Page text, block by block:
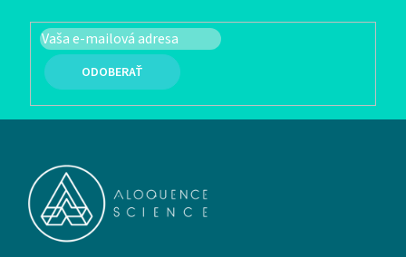
PRIHLÁSIŤ SA